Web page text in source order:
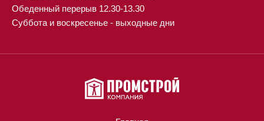
Обеденный перерыв 12.30-13.30
Суббота и воскресенье - выходные дни